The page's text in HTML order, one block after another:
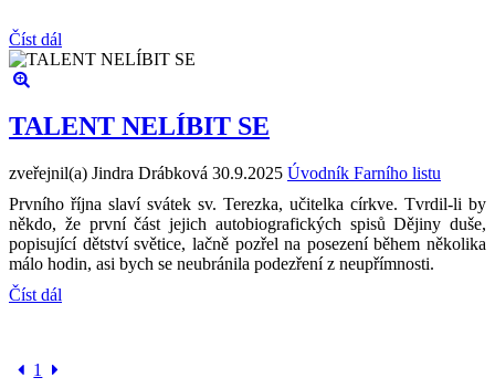
Číst dál
TALENT NELÍBIT SE
zveřejnil(a) Jindra Drábková 30.9.2025 Úvodník Farního listu
Prvního října slaví svátek sv. Terezka, učitelka církve. Tvrdil-li by
někdo, že první část jejich autobiografických spisů Dějiny duše,
popisující dětství světice, lačně pozřel na posezení během několika
málo hodin, asi bych se neubránila podezření z neupřímnosti.
Číst dál
1